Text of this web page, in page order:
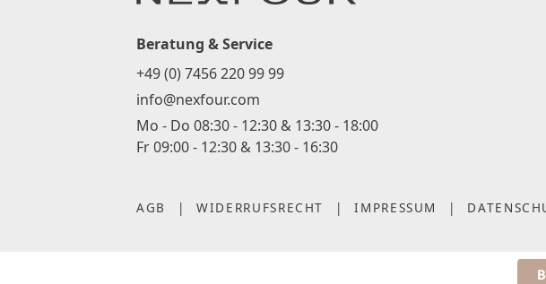
Beratung & Service
+49 (0) 7456 220 99 99
info@nexfour.com
Mo - Do 08:30 - 12:30 & 13:30 - 18:00
Fr 09:00 - 12:30 & 13:30 - 16:30
AGB | WIDERRUFSRECHT | IMPRESSUM |